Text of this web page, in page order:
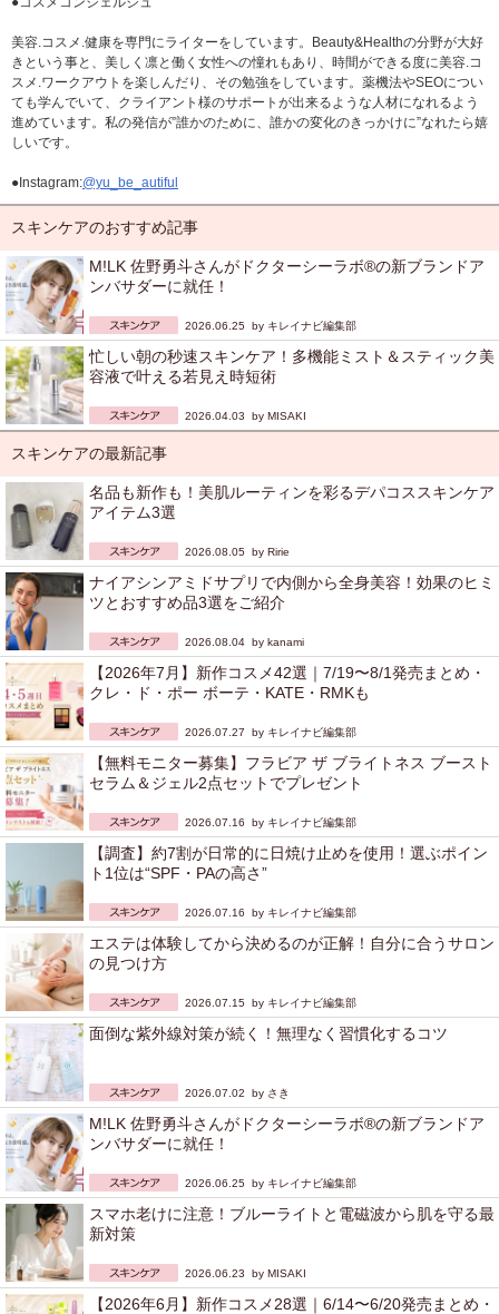
美容.コスメ.健康を専門にライターをしています。Beauty&Healthの分野が大好
きという事と、美しく凛と働く女性への憧れもあり、時間ができる度に美容.コ
スメ.ワークアウトを楽しんだり、その勉強をしています。薬機法やSEOについ
ても学んでいて、クライアント様のサポートが出来るような人材になれるよう
進めています。私の発信が”誰かのために、誰かの変化のきっかけに”なれたら嬉
しいです。
●Instagram:@yu_be_autiful
スキンケアのおすすめ記事
M!LK 佐野勇斗さんがドクターシーラボ®の新ブランドア
ンバサダーに就任！
2026.06.25 by キレイナビ編集部
忙しい朝の秒速スキンケア！多機能ミスト＆スティック美
容液で叶える若見え時短術
2026.04.03 by MISAKI
スキンケアの最新記事
名品も新作も！美肌ルーティンを彩るデパコススキンケア
アイテム3選
2026.08.05 by Ririe
ナイアシンアミドサプリで内側から全身美容！効果のヒミ
ツとおすすめ品3選をご紹介
2026.08.04 by kanami
【2026年7月】新作コスメ42選｜7/19〜8/1発売まとめ・
クレ・ド・ポー ボーテ・KATE・RMKも
2026.07.27 by キレイナビ編集部
【無料モニター募集】フラビア ザ ブライトネス ブースト
セラム＆ジェル2点セットでプレゼント
2026.07.16 by キレイナビ編集部
【調査】約7割が日常的に日焼け止めを使用！選ぶポイン
ト1位は“SPF・PAの高さ”
2026.07.16 by キレイナビ編集部
エステは体験してから決めるのが正解！自分に合うサロン
の見つけ方
2026.07.15 by キレイナビ編集部
面倒な紫外線対策が続く！無理なく習慣化するコツ
2026.07.02 by さき
M!LK 佐野勇斗さんがドクターシーラボ®の新ブランドア
ンバサダーに就任！
2026.06.25 by キレイナビ編集部
スマホ老けに注意！ブルーライトと電磁波から肌を守る最
新対策
2026.06.23 by MISAKI
【2026年6月】新作コスメ28選｜6/14〜6/20発売まとめ・